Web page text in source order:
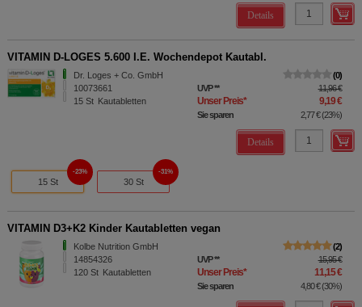
Details
VITAMIN D-LOGES 5.600 I.E. Wochendepot Kautabl.
Dr. Loges + Co. GmbH
10073661
15 St Kautabletten
0
UVP** 11,96 €
Unser Preis* 9,19 €
Sie sparen 2,77 €(23%)
Details
15 St
23%
30 St
31%
VITAMIN D3+K2 Kinder Kautabletten vegan
Kolbe Nutrition GmbH
14854326
120 St Kautabletten
2
UVP** 15,95 €
Unser Preis* 11,15 €
Sie sparen 4,80 €(30%)